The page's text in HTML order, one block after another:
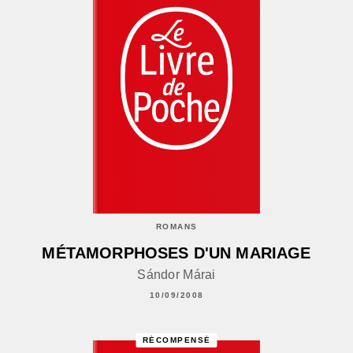
ROMANS
MÉTAMORPHOSES D'UN MARIAGE
Sándor Márai
10/09/2008
RÉCOMPENSÉ